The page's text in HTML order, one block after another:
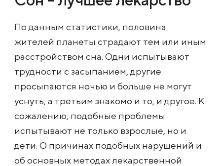
По данным статистики, половина
жителей планеты страдают тем или иным
расстройством сна. Одни испытывают
трудности с засыпанием, другие
просыпаются ночью и больше не могут
уснуть, а третьим знакомо и то, и другое. К
сожалению, подобные проблемы
испытывают не только взрослые, но и
дети. О причинах подобных нарушений и
об основных методах лекарственной